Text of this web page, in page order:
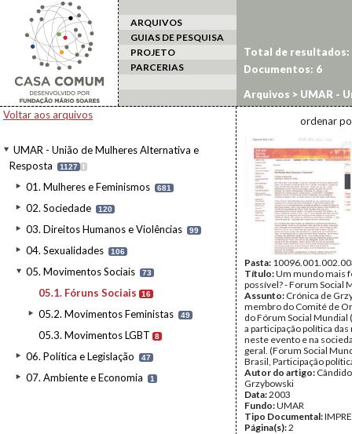
ARQUIVOS
GUIAS DE PESQUISA
PROJETO
PARCERIAS
Voltar aos arquivos
UMAR - União de Mulheres Alternativa e
Resposta
1127 I
01. Mulheres e Feminismos 681
02. Sociedade 120
03. Direitos Humanos e Violências 99
04. Sexualidades 106
05. Movimentos Sociais 73
05.1. Fóruns Sociais 16
05.2. Movimentos Feministas 49
05.3. Movimentos LGBT 8
06. Política e Legislação 47
07. Ambiente e Economia 1
Total de resultados:
Documentos: 6
Arquivos > UMAR -
Sociais
ordenar
Pasta:
Título:Um mundo mais
possível? - Forum Social
Assunto: Crónica de
membro do Comité de
do Fórum Social Mundial
a participação política
neste evento e na
geral. (Forum Social
Brasil, Participação
Autor do artigo: Cândido
Grzybowski
Data:2003
Fundo:UMAR
Tipo Documental:
Página(s):2